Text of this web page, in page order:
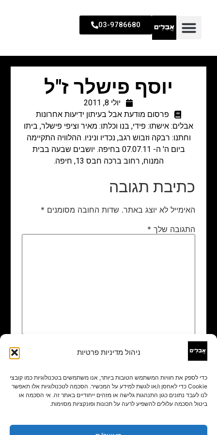
ניהול מדיניות פרטיות
כדי לספק את חוויות המשתמש הטובות ביותר, אנו משתמשים בטכנולוגיות כמו קובצי
Cookie כדי לאחסן ו/או לגשת למידע על המכשיר. הסכמה לטכנולוגיות אלו תאפשר
לנו לעבד נתונים כגון התנהגות גלישה או מזהים ייחודיים באתר זה. אי הסכמה או
ביטול הסכמה עלולים להשפיע לרעה על תכונות ופונקציות מסוימות.
03-9786680
יוסף פישלר ז"ל
יולי 8, 2011
פרסום מודעת אבל בעיתון ידיעות אחרונות
אבלים: אישתו: פידי, בנו וכלתו: מאיר וציפי פישלר, ביתו
וחתנו: רבקה וזבוש רגב, נכדיו וניניו. ההלוויה התקיימה
ביום ה' ה- 07.07.11 בחיפה. יושבים שבעה בבית
המנוח, רחוב ברכה חבס 13, חיפה.
כתיבת תגובה
האימייל לא יוצג באתר. שדות החובה מסומנים *
התגובה שלך *
שם
אימייל*